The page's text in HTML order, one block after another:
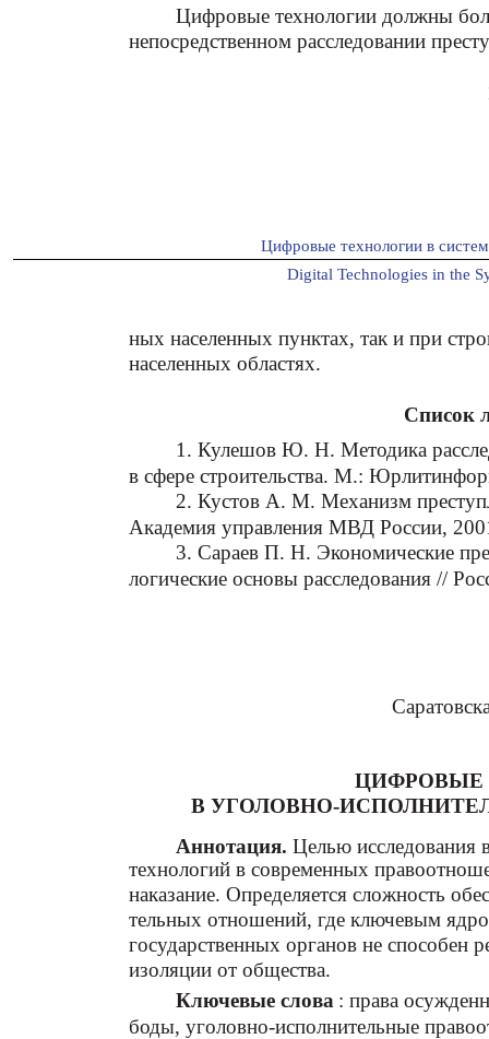
Цифровые технологии должны
непосредственном расследовании
Цифровые технологии в
Digital Technologies in the
ных населенных пунктах, так и при
населенных областях.
Список
1. Кулешов Ю. Н. Методика
в сфере строительства. М.:
2. Кустов А. М. Механизм
Академия управления МВД России,
3. Сараев П. Н. Экономические
логические основы расследования //
ЦИФРОВЫЕ
В УГОЛОВНО-
Аннотация. Целью исследования
технологий в современных
наказание. Определяется сложность
тельных отношений, где ключевым
государственных органов не способен
изоляции от общества.
Ключевые слова : права
боды, уголовно-исполнительные